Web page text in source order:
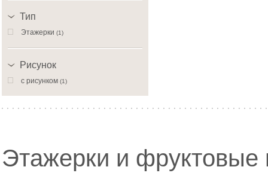
Тип
Этажерки (1)
Рисунок
с рисунком (1)
Этажерки и фруктовые